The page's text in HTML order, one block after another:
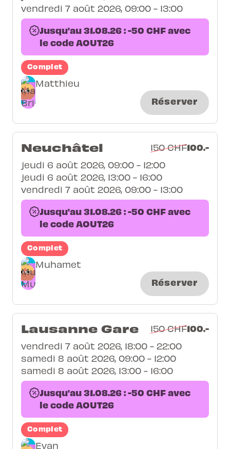
vendredi 7 août 2026, 09:00 - 13:00
Jusqu'au 31.08.26 : -50 CHF avec
le code AOUT26
Complet
Matthieu
Réserver
Neuchâtel 150 CHF100.-
jeudi 6 août 2026, 09:00 - 12:00
jeudi 6 août 2026, 13:00 - 16:00
vendredi 7 août 2026, 09:00 - 13:00
Jusqu'au 31.08.26 : -50 CHF avec
le code AOUT26
Complet
Muhamet
Réserver
Lausanne Gare 150 CHF100.-
vendredi 7 août 2026, 18:00 - 22:00
samedi 8 août 2026, 09:00 - 12:00
samedi 8 août 2026, 13:00 - 16:00
Jusqu'au 31.08.26 : -50 CHF avec
le code AOUT26
Complet
Evan